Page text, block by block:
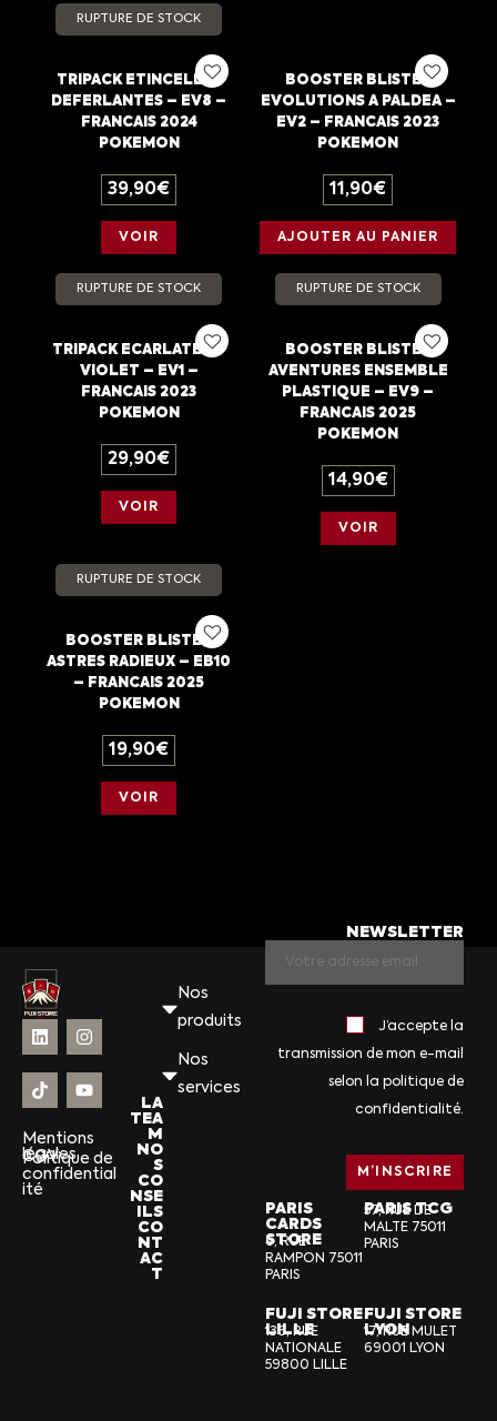
RUPTURE DE STOCK
TRIPACK ETINCELLES
DEFERLANTES – EV8 –
FRANCAIS 2024
POKEMON
39,90€
VOIR
BOOSTER BLISTER
EVOLUTIONS A PALDEA –
EV2 – FRANCAIS 2023
POKEMON
11,90€
AJOUTER AU PANIER
RUPTURE DE STOCK
TRIPACK ECARLATE ET
VIOLET – EV1 –
FRANCAIS 2023
POKEMON
29,90€
VOIR
RUPTURE DE STOCK
BOOSTER BLISTER
AVENTURES ENSEMBLE
PLASTIQUE – EV9 –
FRANCAIS 2025
POKEMON
14,90€
VOIR
RUPTURE DE STOCK
BOOSTER BLISTER
ASTRES RADIEUX – EB10
– FRANCAIS 2025
POKEMON
19,90€
VOIR
Mentions
légales
CGV
Politique de
confidential
ité
Nos
produits
Nos
services
LA
TEA
M
NO
S
CO
NSE
ILS
CO
NT
AC
T
NEWSLETTER
J’accepte la
transmission de mon e-mail
selon la politique de
confidentialité.
PARIS
CARDS
STORE
6, RUE
RAMPON 75011
PARIS
PARIS TCG
57, RUE DE
MALTE 75011
PARIS
FUJI STORE
LILLE
136, RUE
NATIONALE
59800 LILLE
FUJI STORE
LYON
17, RUE MULET
69001 LYON